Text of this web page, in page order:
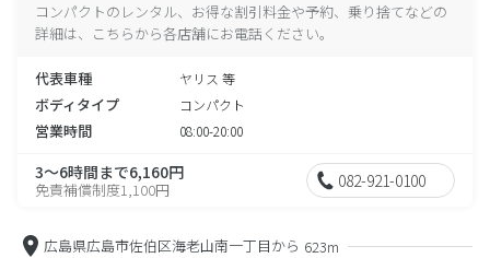
コンパクトのレンタル、お得な割引料金や予約、乗り捨てなどの
詳細は、こちらから各店舗にお電話ください。
代表車種 ヤリス 等
ボディタイプ コンパクト
営業時間 08:00-20:00
3～6時間まで6,160円
免責補償制度1,100円 082-921-0100
広島県広島市佐伯区海老山南一丁目から 623m